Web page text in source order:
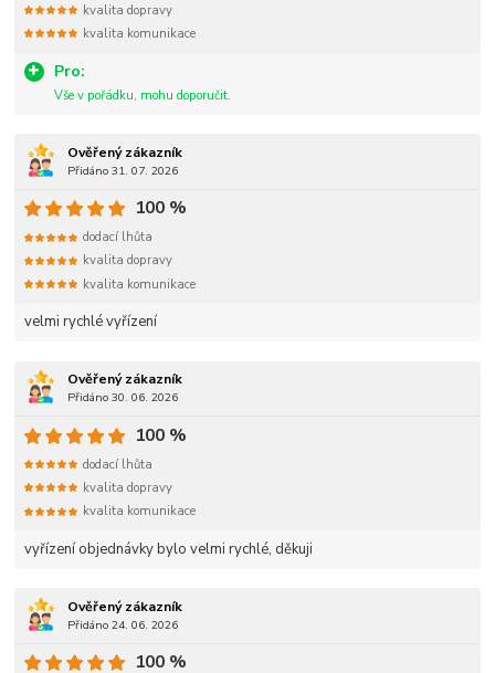
Pro:
Vše v pořádku, mohu doporučit.
kvalita dopravy
kvalita komunikace
Ověřený zákazník
Přidáno 31. 07. 2026
velmi rychlé vyřízení
100 %
dodací lhůta
kvalita dopravy
kvalita komunikace
Ověřený zákazník
Přidáno 30. 06. 2026
vyřízení objednávky bylo velmi rychlé, děkuji
100 %
dodací lhůta
kvalita dopravy
kvalita komunikace
Ověřený zákazník
Přidáno 24. 06. 2026
100 %